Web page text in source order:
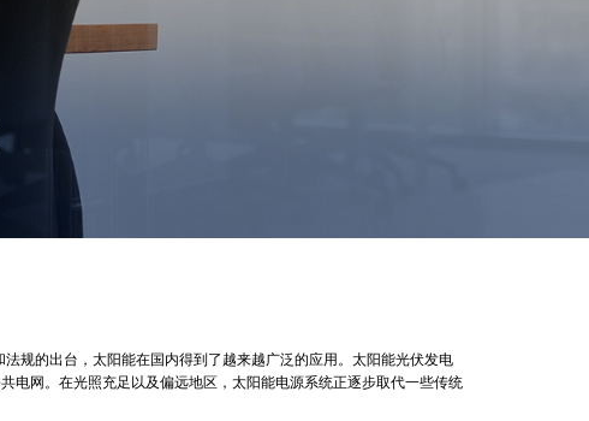
规的出台，太阳能在国内得到了越来越广泛的应用。太阳能光伏发电
电网。在光照充足以及偏远地区，太阳能电源系统正逐步取代一些传统